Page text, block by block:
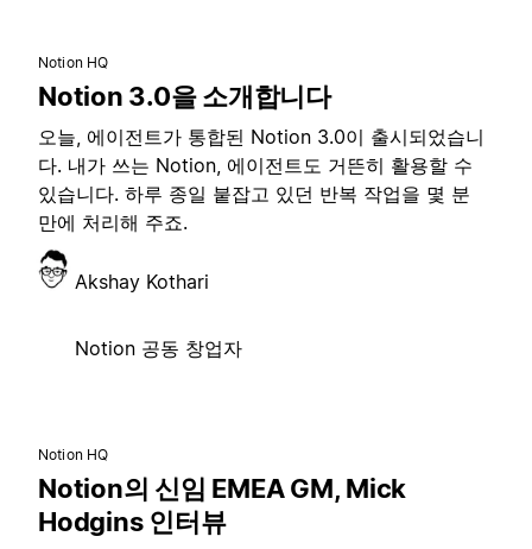
Notion HQ
Notion 3.0을 소개합니다
오늘, 에이전트가 통합된 Notion 3.0이 출시되었습니
다. 내가 쓰는 Notion, 에이전트도 거뜬히 활용할 수
있습니다. 하루 종일 붙잡고 있던 반복 작업을 몇 분
만에 처리해 주죠.
Akshay Kothari
Notion 공동 창업자
Notion HQ
Notion의 신임 EMEA GM, Mick
Hodgins 인터뷰